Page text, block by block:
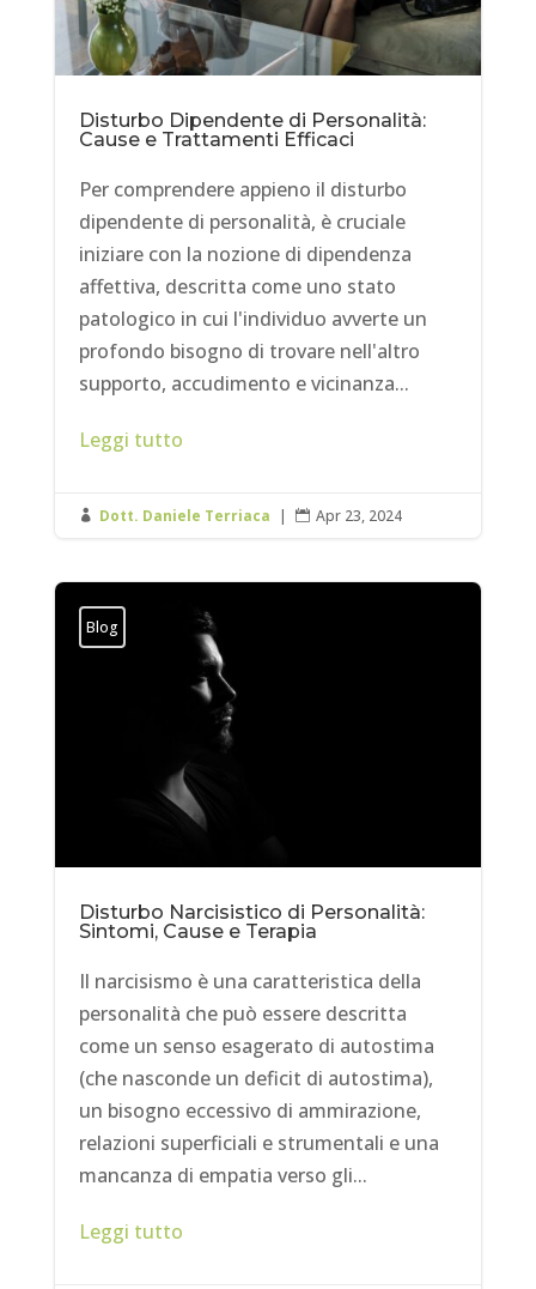
Disturbo Dipendente di Personalità:
Cause e Trattamenti Efficaci
Per comprendere appieno il disturbo
dipendente di personalità, è cruciale
iniziare con la nozione di dipendenza
affettiva, descritta come uno stato
patologico in cui l'individuo avverte un
profondo bisogno di trovare nell'altro
supporto, accudimento e vicinanza...
Leggi tutto
 Dott. Daniele Terriaca |  Apr 23, 2024
Blog
Disturbo Narcisistico di Personalità:
Sintomi, Cause e Terapia
Il narcisismo è una caratteristica della
personalità che può essere descritta
come un senso esagerato di autostima
(che nasconde un deficit di autostima),
un bisogno eccessivo di ammirazione,
relazioni superficiali e strumentali e una
mancanza di empatia verso gli...
Leggi tutto